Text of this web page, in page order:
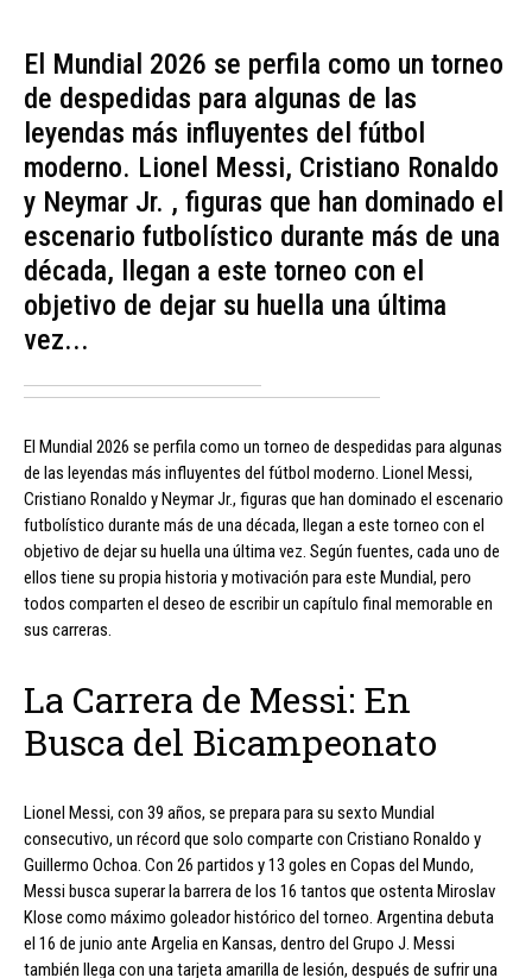
El Mundial 2026 se perfila como un torneo
de despedidas para algunas de las
leyendas más influyentes del fútbol
moderno. Lionel Messi, Cristiano Ronaldo
y Neymar Jr. , figuras que han dominado el
escenario futbolístico durante más de una
década, llegan a este torneo con el
objetivo de dejar su huella una última
vez...
El Mundial 2026 se perfila como un torneo de despedidas para algunas
de las leyendas más influyentes del fútbol moderno. Lionel Messi,
Cristiano Ronaldo y Neymar Jr., figuras que han dominado el escenario
futbolístico durante más de una década, llegan a este torneo con el
objetivo de dejar su huella una última vez. Según fuentes, cada uno de
ellos tiene su propia historia y motivación para este Mundial, pero
todos comparten el deseo de escribir un capítulo final memorable en
sus carreras.
La Carrera de Messi: En
Busca del Bicampeonato
Lionel Messi, con 39 años, se prepara para su sexto Mundial
consecutivo, un récord que solo comparte con Cristiano Ronaldo y
Guillermo Ochoa. Con 26 partidos y 13 goles en Copas del Mundo,
Messi busca superar la barrera de los 16 tantos que ostenta Miroslav
Klose como máximo goleador histórico del torneo. Argentina debuta
el 16 de junio ante Argelia en Kansas, dentro del Grupo J. Messi
también llega con una tarjeta amarilla de lesión, después de sufrir una